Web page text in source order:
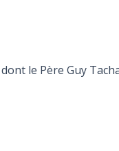
le Père Guy